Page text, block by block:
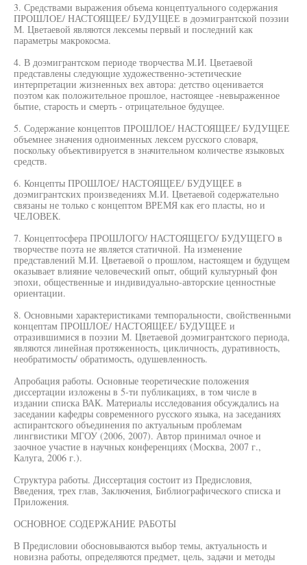
3. Средствами выражения объема концептуального содержания
ПРОШЛОЕ/ НАСТОЯЩЕЕ/ БУДУЩЕЕ в доэмигрантской поэзии
М. Цветаевой являются лексемы первый и последний как
параметры макрокосма.
4. В доэмигрантском периоде творчества М.И. Цветаевой
представлены следующие художественно-эстетические
интерпретации жизненных вех автора: детство оценивается
поэтом как положительное прошлое, настоящее -невыраженное
бытие, старость и смерть - отрицательное будущее.
5. Содержание концептов ПРОШЛОЕ/ НАСТОЯЩЕЕ/ БУДУЩЕЕ
объемнее значения одноименных лексем русского словаря,
поскольку объективируется в значительном количестве языковых
средств.
6. Концепты ПРОШЛОЕ/ НАСТОЯЩЕЕ/ БУДУЩЕЕ в
доэмигрантских произведениях М.И. Цветаевой содержательно
связаны не только с концептом ВРЕМЯ как его пласты, но и
ЧЕЛОВЕК.
7. Концептосфера ПРОШЛОГО/ НАСТОЯЩЕГО/ БУДУЩЕГО в
творчестве поэта не является статичной. На изменение
представлений М.И. Цветаевой о прошлом, настоящем и будущем
оказывает влияние человеческий опыт, общий культурный фон
эпохи, общественные и индивидуально-авторские ценностные
ориентации.
8. Основными характеристиками темпоральности, свойственными
концептам ПРОШЛОЕ/ НАСТОЯЩЕЕ/ БУДУЩЕЕ и
отразившимися в поэзии М. Цветаевой доэмигрантского периода,
являются линейная протяженность, цикличность, дуративность,
необратимость/ обратимость, одушевленность.
Апробация работы. Основные теоретические положения
диссертации изложены в 5-ти публикациях, в том числе в
издании списка ВАК. Материалы исследования обсуждались на
заседании кафедры современного русского языка, на заседаниях
аспирантского объединения по актуальным проблемам
лингвистики МГОУ (2006, 2007). Автор принимал очное и
заочное участие в научных конференциях (Москва, 2007 г.,
Калуга, 2006 г.).
Структура работы. Диссертация состоит из Предисловия,
Введения, трех глав, Заключения, Библиографического списка и
Приложения.
ОСНОВНОЕ СОДЕРЖАНИЕ РАБОТЫ
В Предисловии обосновываются выбор темы, актуальность и
новизна работы, определяются предмет, цель, задачи и методы